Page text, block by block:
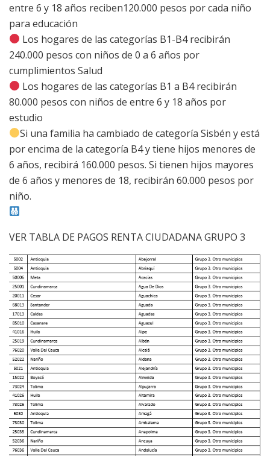
entre 6 y 18 años reciben120.000 pesos por cada niño
para educación
Los hogares de las categorías B1-B4 recibirán
240.000 pesos con niños de 0 a 6 años por
cumplimientos Salud
Los hogares de las categorías B1 a B4 recibirán
80.000 pesos con niños de entre 6 y 18 años por
estudio
Si una familia ha cambiado de categoría Sisbén y está
por encima de la categoría B4 y tiene hijos menores de
6 años, recibirá 160.000 pesos. Si tienen hijos mayores
de 6 años y menores de 18, recibirán 60.000 pesos por
niño.
VER TABLA DE PAGOS RENTA CIUDADANA GRUPO 3